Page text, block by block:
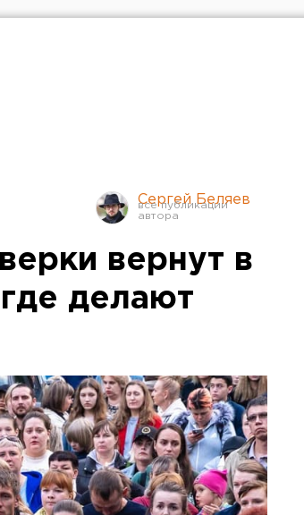
Сергей Беляев
вернут в
делают